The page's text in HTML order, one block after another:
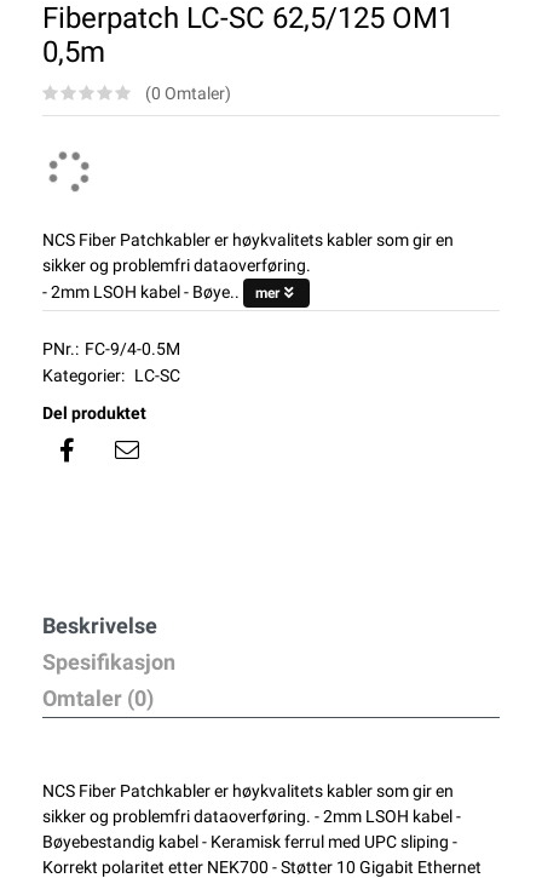
Fiberpatch LC-SC 62,5/125 OM1
0,5m
(0 Omtaler)
NCS Fiber Patchkabler er høykvalitets kabler som gir en
sikker og problemfri dataoverføring.
- 2mm LSOH kabel - Bøye..
mer
PNr.: FC-9/4-0.5M
Kategorier: LC-SC
Del produktet
Beskrivelse
Spesifikasjon
Omtaler (0)
NCS Fiber Patchkabler er høykvalitets kabler som gir en
sikker og problemfri dataoverføring. - 2mm LSOH kabel -
Bøyebestandig kabel - Keramisk ferrul med UPC sliping -
Korrekt polaritet etter NEK700 - Støtter 10 Gigabit Ethernet